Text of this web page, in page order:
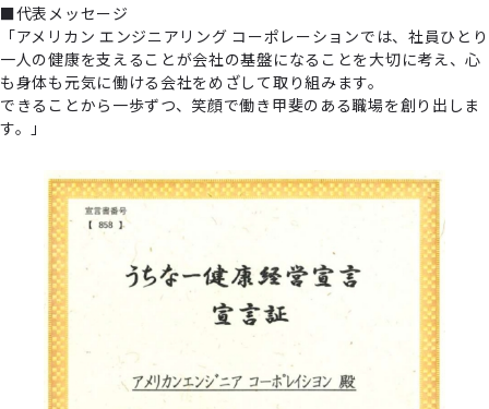
■代表メッセージ
「アメリカン エンジニアリング コーポレーションでは、社員ひとり
一人の健康を支えることが会社の基盤になることを大切に考え、心
も身体も元気に働ける会社をめざして取り組みます。
できることから一歩ずつ、笑顔で働き甲斐のある職場を創り出しま
す。」